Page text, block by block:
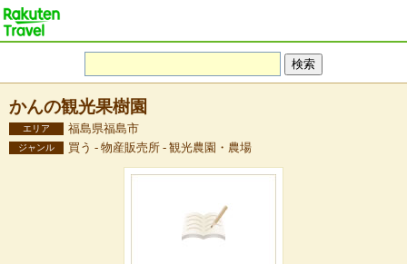
かんの観光果樹園
エリア 福島県福島市
ジャンル 買う - 物産販売所 - 観光農園・農場